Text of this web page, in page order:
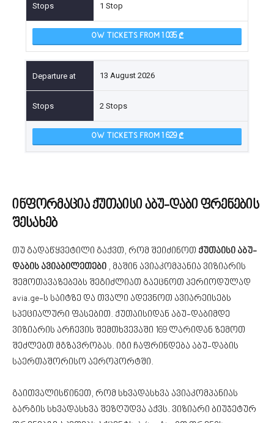
1 Stop
OW TICKETS FROM 1 035
13 August 2026
2 Stops
OW TICKETS FROM 1 629
ინფორმაცია ქუთაისი აბუ-დაბი ფრენების
შესახებ
თუ გადაწყვეტილი გაქვთ, რომ შეიძინოთ ქუთაისი აბუ-
დაბის ავიაბილეთები , მაშინ ავიაკომპანია ვიზიარის
შემოთავაზებებს შეგიძლიათ გაეცნოთ პერიოდულად
avia.ge-ს საიტზე და თვალი ადევნოთ ავიარეისებს
სპეციალური ფასებით. ქუთაისიდან აბუ-დაბიმდე
ვიზიარის არჩევის შემთხვევაში 169 ლარიდან ზემოთ
შეძლებთ მგზავრობას. იგი ჩაფრინდება აბუ-დაბის
საერთაშორისო აეროპორტში.
გაითვალისწინეთ, რომ სხვადასხვა ავიაკომპანიას
ბარგის სხვადასხვა შეზღუდვა აქვს. ვიზიარი ბიუჯეტურ